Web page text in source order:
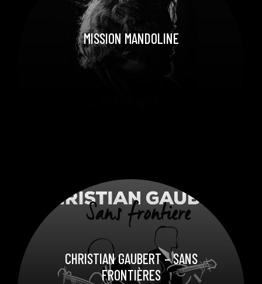
MISSION MANDOLINE
CHRISTIAN GAUBERT – SANS
FRONTIÈRES